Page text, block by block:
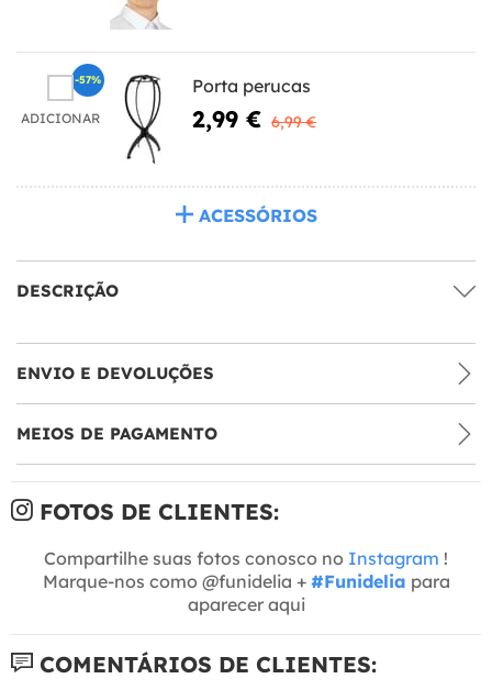
ADICIONAR
Porta perucas
2,99 € 6,99 €
-57%
ACESSÓRIOS
DESCRIÇÃO
ENVIO E DEVOLUÇÕES
MEIOS DE PAGAMENTO
FOTOS DE CLIENTES:
Compartilhe suas fotos conosco no Instagram !
Marque-nos como @funidelia + #Funidelia para
aparecer aqui
COMENTÁRIOS DE CLIENTES: